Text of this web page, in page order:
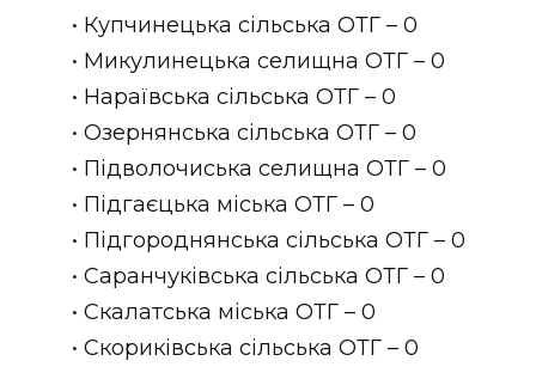
• Купчинецька сільська ОТГ – 0
• Микулинецька селищна ОТГ – 0
• Нараївська сільська ОТГ – 0
• Озернянська сільська ОТГ – 0
• Підволочиська селищна ОТГ – 0
• Підгаєцька міська ОТГ – 0
• Підгороднянська сільська ОТГ – 0
• Саранчуківська сільська ОТГ – 0
• Скалатська міська ОТГ – 0
• Скориківська сільська ОТГ – 0